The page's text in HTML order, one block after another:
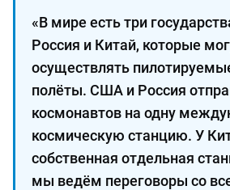
«В мире есть три
Россия и Китай, которые
осуществлять
полёты. США и Россия
космонавтов на одну
космическую станцию. У
собственная отдельная
мы ведём переговоры со